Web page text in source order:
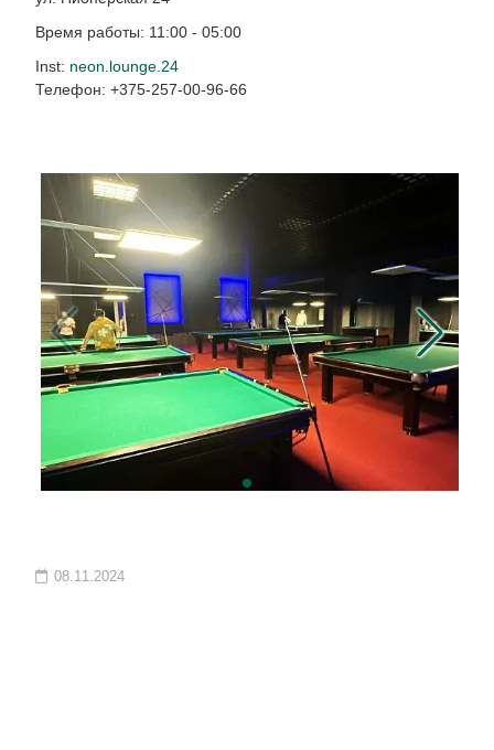
Время работы: 11:00 - 05:00
Inst: neon.lounge.24
Телефон: +375-257-00-96-66
08.11.2024